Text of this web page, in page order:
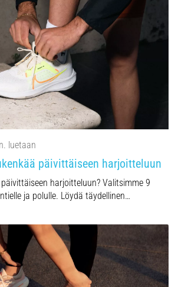
luetaan
päivittäiseen harjoitteluun
harjoitteluun? Valitsimme 9
ja polulle. Löydä täydellinen…